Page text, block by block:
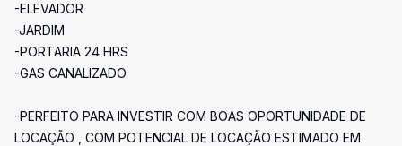
-ELEVADOR
-JARDIM
-PORTARIA 24 HRS
-GAS CANALIZADO
-PERFEITO PARA INVESTIR COM BOAS OPORTUNIDADE DE
LOCAÇÃO , COM POTENCIAL DE LOCAÇÃO ESTIMADO EM